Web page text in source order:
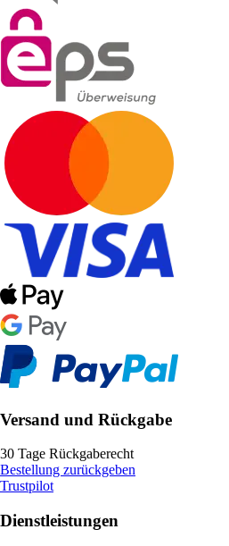
Versand und Rückgabe
30 Tage Rückgaberecht
Bestellung zurückgeben
Trustpilot
Dienstleistungen